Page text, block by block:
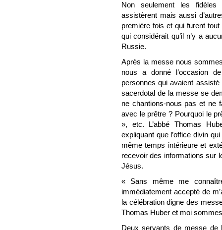
Non seulement les
assistèrent mais aussi
première fois et qui furent
qui considérait qu’il n’y a
Russie.
Après la messe nous
nous a donné l’occasion
personnes qui avaient
sacerdotal de la messe se
ne chantions-nous pas et ne
avec le prêtre ? Pourquoi le
», etc. L’abbé Thomas
expliquant que l’office divin
même temps intérieure et
recevoir des informations sur
Jésus.
« Sans même me
immédiatement accepté de
la célébration digne des
Thomas Huber et moi
Deux servants de messe de